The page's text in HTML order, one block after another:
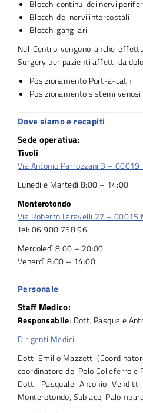
Blocchi continui dei nervi
Blocchi dei nervi intercostali
Blocchi gangliari
Nel Centro vengono anche
Surgery per pazienti affetti da
Posizionamento Port-a-cath
Posizionamento sistemi venosi
Dove siamo e recapiti
Sede operativa:
Tivoli
Via Antonio Parrozzani 3 – 00019
Lunedì e Martedì 8:00 – 14:00
Monterotondo
Via Roberto Faravelli 27 – 00015
Tel: 06 900 758 96
Mercoledì 8:00 – 20:00
Venerdì 8:00 – 14:00
Personale
Staff Medico:
Responsabile: Dott. Pasquale
Dirigenti Medici
Dott. Emilio Mazzetti
coordinatore del Polo Colleferro e
Dott. Pasquale Antonio
Monterotondo, Subiaco,